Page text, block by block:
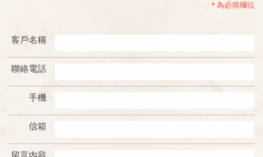
* 為必填欄位
客戶名稱
聯絡電話
手機
信箱